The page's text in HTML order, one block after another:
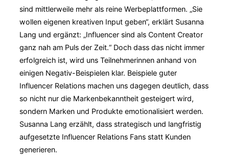
sind mittlerweile mehr als reine Werbeplattformen. „Sie
wollen eigenen kreativen Input geben“, erklärt Susanna
Lang und ergänzt: „Influencer sind als Content Creator
ganz nah am Puls der Zeit.“ Doch dass das nicht immer
erfolgreich ist, wird uns Teilnehmerinnen anhand von
einigen Negativ-Beispielen klar. Beispiele guter
Influencer Relations machen uns dagegen deutlich, dass
so nicht nur die Markenbekanntheit gesteigert wird,
sondern Marken und Produkte emotionalisiert werden.
Susanna Lang erzählt, dass strategisch und langfristig
aufgesetzte Influencer Relations Fans statt Kunden
generieren.